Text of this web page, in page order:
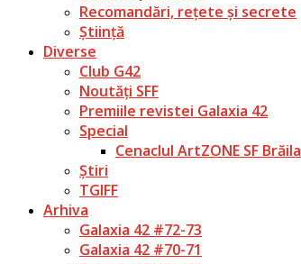
Recomandări, rețete și secrete
Știință
Diverse
Club G42
Noutăți SFF
Premiile revistei Galaxia 42
Special
Cenaclul ArtZONE SF Brăila
Știri
TGIFF
Arhiva
Galaxia 42 #72-73
Galaxia 42 #70-71